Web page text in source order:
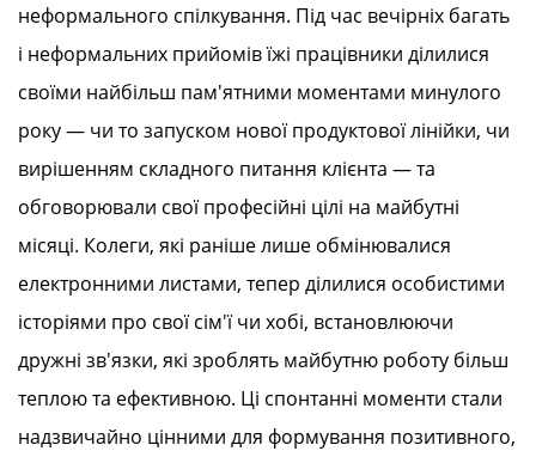
неформального спілкування. Під час вечірніх багать
і неформальних прийомів їжі працівники ділилися
своїми найбільш пам'ятними моментами минулого
року — чи то запуском нової продуктової лінійки, чи
вирішенням складного питання клієнта — та
обговорювали свої професійні цілі на майбутні
місяці. Колеги, які раніше лише обмінювалися
електронними листами, тепер ділилися особистими
історіями про свої сім'ї чи хобі, встановлюючи
дружні зв'язки, які зроблять майбутню роботу більш
теплою та ефективною. Ці спонтанні моменти стали
надзвичайно цінними для формування позитивного,